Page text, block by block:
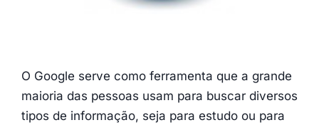
O Google serve como ferramenta que a grande
maioria das pessoas usam para buscar diversos
tipos de informação, seja para estudo ou para